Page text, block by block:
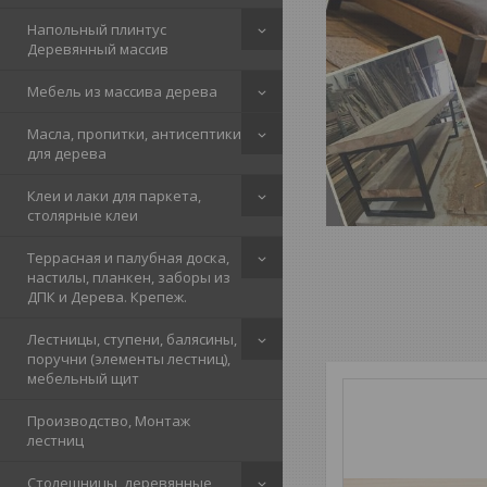
Напольный плинтус
Деревянный массив
Мебель из массива дерева
Масла, пропитки, антисептики
для дерева
Клеи и лаки для паркета,
столярные клеи
Террасная и палубная доска,
настилы, планкен, заборы из
ДПК и Дерева. Крепеж.
Лестницы, ступени, балясины,
поручни (элементы лестниц),
мебельный щит
Производство, Монтаж
лестниц
Столешницы, деревянные